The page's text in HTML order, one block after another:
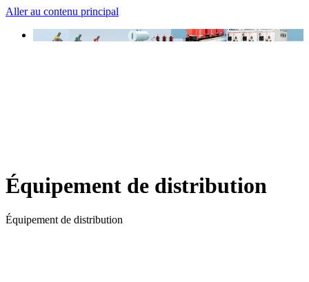
Aller au contenu principal
Équipement de distribution
Équipement de distribution